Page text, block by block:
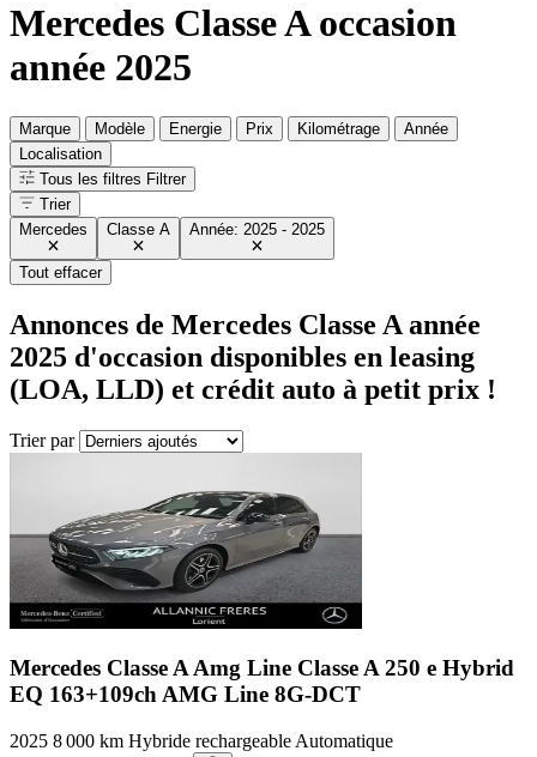
Mercedes Classe A occasion
année 2025
Marque Modèle Energie Prix Kilométrage
Année
Localisation
Tous les filtres Filtrer
Trier
Mercedes
Classe A Année: 2025 - 2025
Tout effacer
Annonces de Mercedes Classe A année
2025 d'occasion disponibles en leasing
(LOA, LLD) et crédit auto à petit prix !
Trier par
Mercedes Classe A Amg Line Classe A 250 e Hybrid
EQ 163+109ch AMG Line 8G-DCT
2025 8 000 km Hybride rechargeable Automatique